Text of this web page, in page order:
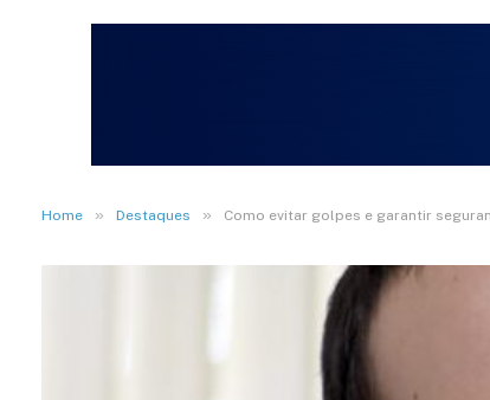
Home » Destaques » Como evitar golpes e garantir